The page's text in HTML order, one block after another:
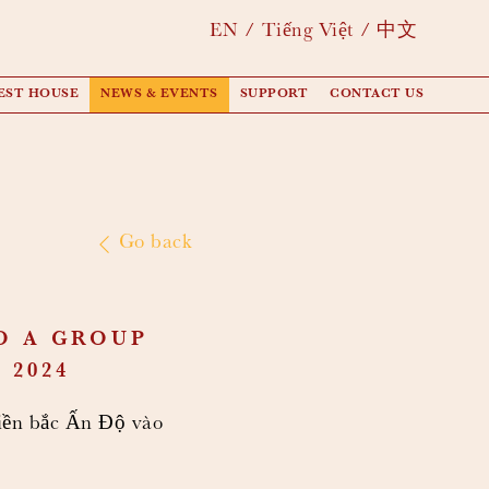
EN Tiếng Việt 中文
HOUSE NEWS & EVENTS SUPPORT CONTACT US
Go back
A GROUP
bắc Ấn Độ vào